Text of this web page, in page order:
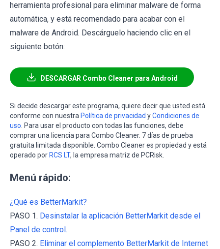
herramienta profesional para eliminar malware de forma
automática, y está recomendado para acabar con el
malware de Android. Descárguelo haciendo clic en el
siguiente botón:
DESCARGAR Combo Cleaner para Android
Si decide descargar este programa, quiere decir que usted está
conforme con nuestra Política de privacidad yCondiciones de
uso . Para usar el producto con todas las funciones, debe
comprar una licencia para Combo Cleaner. 7 días de prueba
gratuita limitada disponible. Combo Cleaner es propiedad y está
operado por RCS LT, la empresa matriz de PCRisk.
Menú rápido:
¿Qué es BetterMarkit?
PASO 1. Desinstalar la aplicación BetterMarkit desde el
Panel de control.
PASO 2. Eliminar el complemento BetterMarkit de Internet